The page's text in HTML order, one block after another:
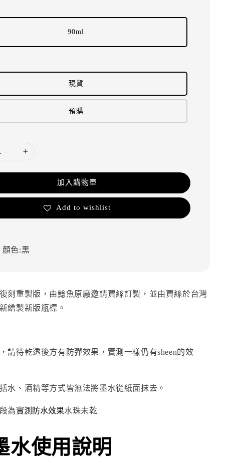
90ml
現貨
預購
加入購物車
Add to wishlist
顏色:黑
刻重製版，由鯰魚原廠邀請賈絲訂製，並由賈絲於台灣
繪製新版瓶標。
請待乾透後方有防彈效果，實測一樣仍有sheen的效
水、酒精等方式皆無法將墨水從紙面抹去。
為實測防水效果水珠未乾
水使用說明